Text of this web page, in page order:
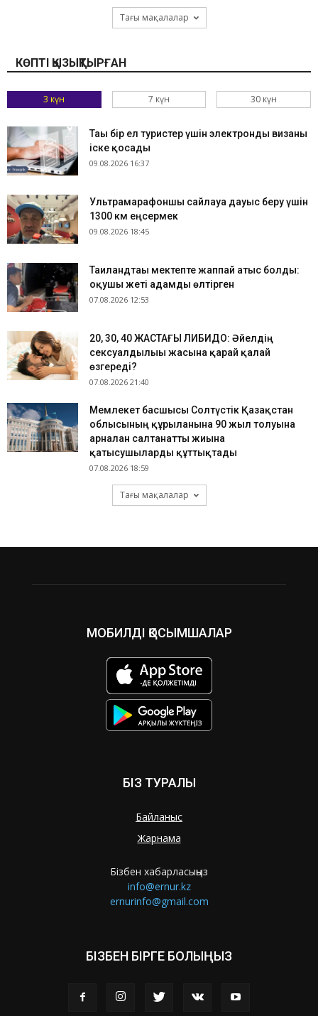
Тағы мақалалар
КӨПТІ ҚЫЗЫҚТЫРҒАН
3 күн 7 күн 30 күн
Тағы бір ел туристер үшін электронды визаны
іске қосады
09.08.2026 16:37
Ультрамарафоншы сайлауға дауыс беру үшін
1300 км еңсермек
09.08.2026 18:45
Таиландтағы мектепте жаппай атыс болды:
оқушы жеті адамды өлтірген
07.08.2026 12:53
​20, 30, 40 ЖАСТАҒЫ ЛИБИДО: Әйелдің
сексуалдылығы жасына қарай қалай
өзгереді?
07.08.2026 21:40
Мемлекет басшысы Солтүстік Қазақстан
облысының құрылғанына 90 жыл толуына
арналған салтанатты жиынға
қатысушыларды құттықтады
07.08.2026 18:59
Тағы мақалалар
МОБИЛДІ ҚОСЫМШАЛАР
БІЗ ТУРАЛЫ
Байланыс
Жарнама
Бізбен хабарласыңыз
info@ernur.kz
ernurinfo@gmail.com
БІЗБЕН БІРГЕ БОЛЫҢЫЗ